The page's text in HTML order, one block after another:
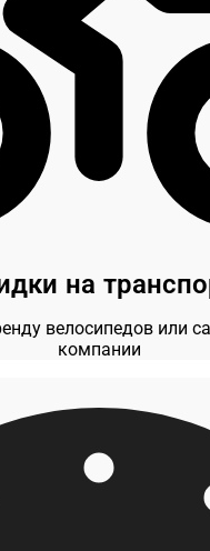
на
велосипедов или
компании